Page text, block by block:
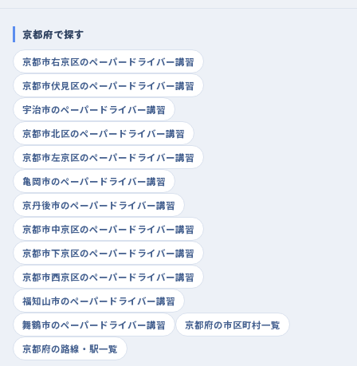
京都府で探す
京都市右京区のペーパードライバー講習
京都市伏見区のペーパードライバー講習
宇治市のペーパードライバー講習
京都市北区のペーパードライバー講習
京都市左京区のペーパードライバー講習
亀岡市のペーパードライバー講習
京丹後市のペーパードライバー講習
京都市中京区のペーパードライバー講習
京都市下京区のペーパードライバー講習
京都市西京区のペーパードライバー講習
福知山市のペーパードライバー講習
舞鶴市のペーパードライバー講習
京都府の市区町村一覧
京都府の路線・駅一覧